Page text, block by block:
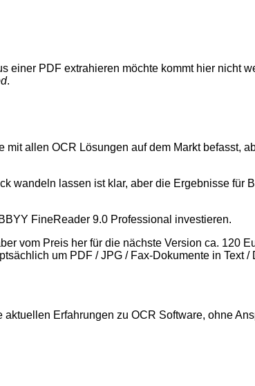
einer PDF extrahieren möchte kommt hier nicht
.
allen OCR Lösungen auf dem Markt befasst,
wandeln lassen ist klar, aber die Ergebnisse für
FineReader 9.0 Professional investieren.
vom Preis her für die nächste Version ca. 120
um PDF / JPG / Fax-Dokumente in Text /
Erfahrungen zu OCR Software, ohne